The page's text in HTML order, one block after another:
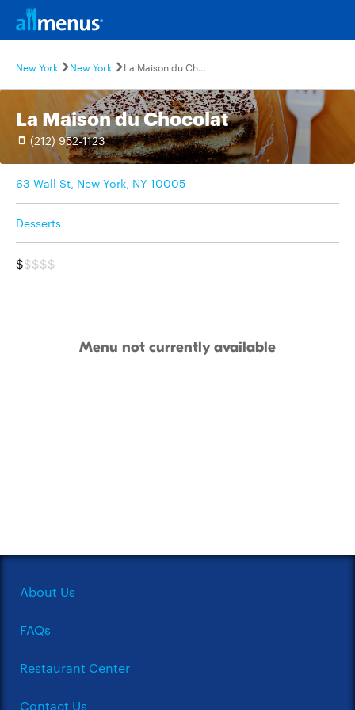
New York New York La Maison du Chocolat
La Maison du Chocolat
(212) 952-1123
63 Wall St, New York, NY 10005
Desserts
$$$$$
Menu not currently available
About Us
FAQs
Restaurant Center
Contact Us